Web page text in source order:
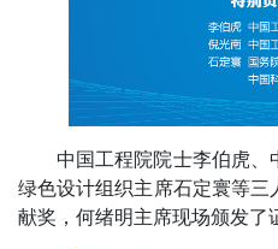
中国工程院院士李伯虎、
绿色设计组织主席石定寰等
献奖，何绪明主席现场颁发了